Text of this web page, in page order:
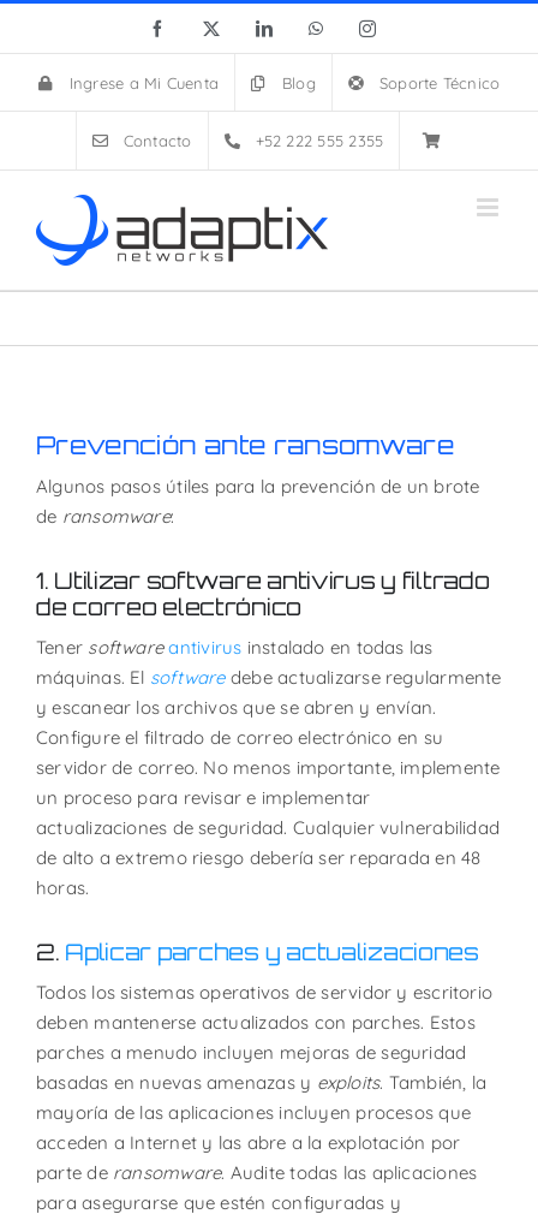
content
Facebook
X LinkedInWhatsAppInstagram
Ingrese a Mi Cuenta Blog Soporte Técnico
Contacto +52 222 555 2355
Prevención ante ransomware
Algunos pasos útiles para la prevención de un brote
de ransomware:
1. Utilizar software antivirus y filtrado
de correo electrónico
Tener software antivirus instalado en todas las
máquinas. El softwaredebe actualizarse regularmente
y escanear los archivos que se abren y envían.
Configure el filtrado de correo electrónico en su
servidor de correo. No menos importante, implemente
un proceso para revisar e implementar
actualizaciones de seguridad. Cualquier vulnerabilidad
de alto a extremo riesgo debería ser reparada en 48
horas.
2. Aplicar parches y actualizaciones
Todos los sistemas operativos de servidor y escritorio
deben mantenerse actualizados con parches. Estos
parches a menudo incluyen mejoras de seguridad
basadas en nuevas amenazas y exploits. También, la
mayoría de las aplicaciones incluyen procesos que
acceden a Internet y las abre a la explotación por
parte de ransomware. Audite todas las aplicaciones
para asegurarse que estén configuradas y